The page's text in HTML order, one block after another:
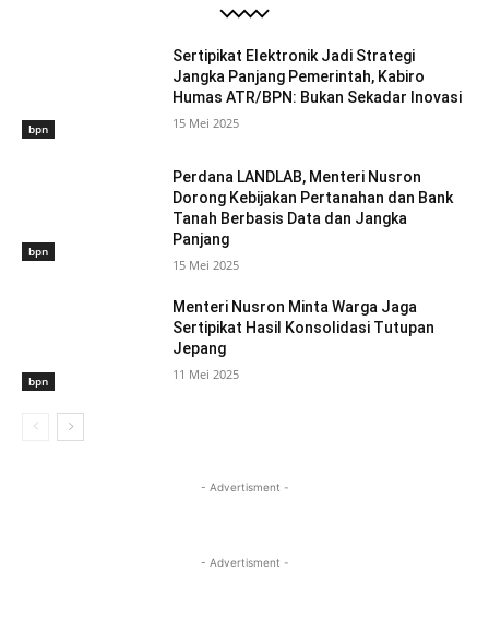
bpn
Sertipikat Elektronik Jadi Strategi
Jangka Panjang Pemerintah, Kabiro
Humas ATR/BPN: Bukan Sekadar Inovasi
15 Mei 2025
bpn
Perdana LANDLAB, Menteri Nusron
Dorong Kebijakan Pertanahan dan Bank
Tanah Berbasis Data dan Jangka
Panjang
15 Mei 2025
bpn
Menteri Nusron Minta Warga Jaga
Sertipikat Hasil Konsolidasi Tutupan
Jepang
11 Mei 2025
- Advertisment -
- Advertisment -